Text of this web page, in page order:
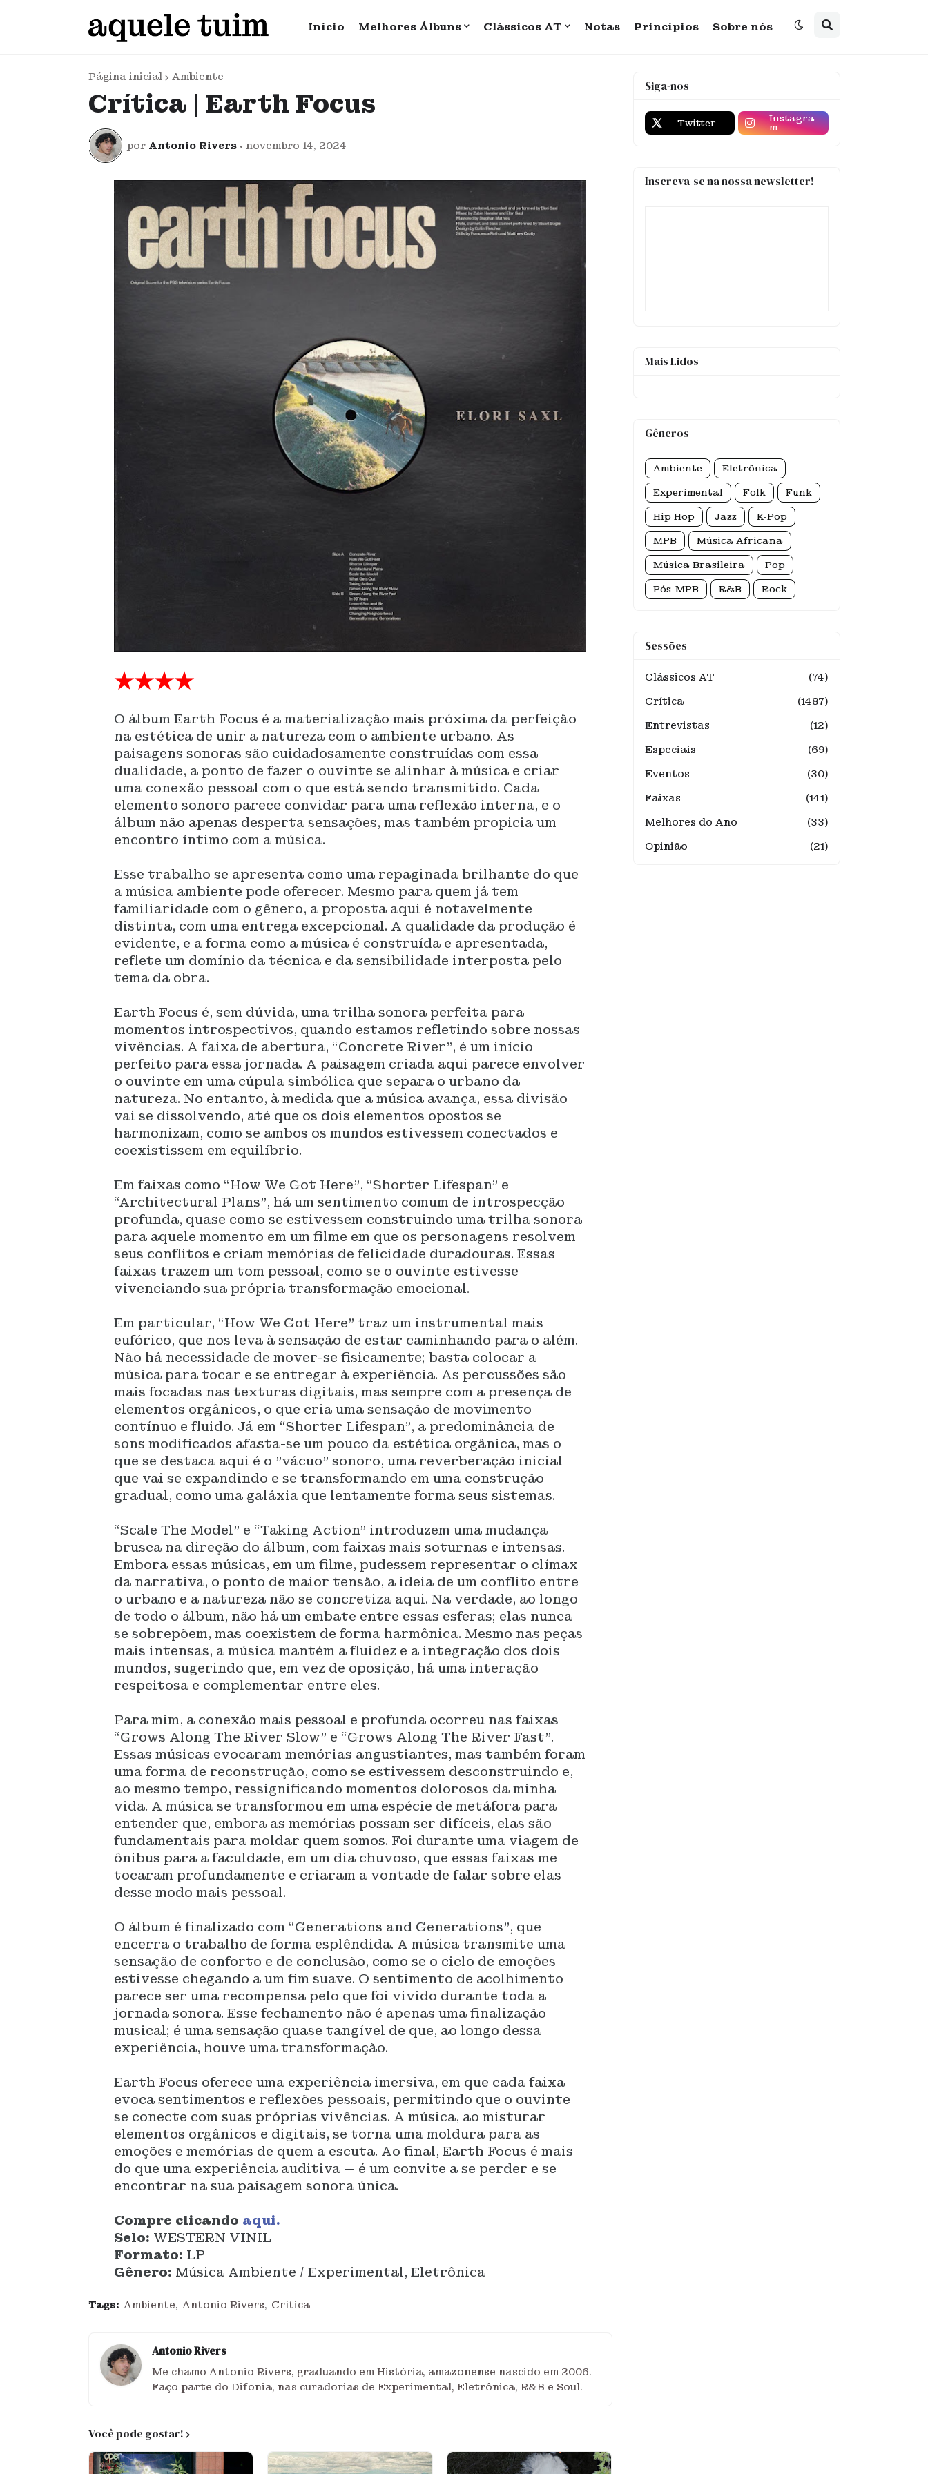
Início Melhores Álbuns Clássicos AT Notas Princípios Sobre nós
Página inicial Ambiente
Crítica | Earth Focus
por Antonio Rivers • novembro 14, 2024
★★★★
O álbum Earth Focus é a materialização mais próxima da perfeição
na estética de unir a natureza com o ambiente urbano. As
paisagens sonoras são cuidadosamente construídas com essa
dualidade, a ponto de fazer o ouvinte se alinhar à música e criar
uma conexão pessoal com o que está sendo transmitido. Cada
elemento sonoro parece convidar para uma reflexão interna, e o
álbum não apenas desperta sensações, mas também propicia um
encontro íntimo com a música.
Esse trabalho se apresenta como uma repaginada brilhante do que
a música ambiente pode oferecer. Mesmo para quem já tem
familiaridade com o gênero, a proposta aqui é notavelmente
distinta, com uma entrega excepcional. A qualidade da produção é
evidente, e a forma como a música é construída e apresentada,
reflete um domínio da técnica e da sensibilidade interposta pelo
tema da obra.
Earth Focus é, sem dúvida, uma trilha sonora perfeita para
momentos introspectivos, quando estamos refletindo sobre nossas
vivências. A faixa de abertura, “Concrete River”, é um início
perfeito para essa jornada. A paisagem criada aqui parece envolver
o ouvinte em uma cúpula simbólica que separa o urbano da
natureza. No entanto, à medida que a música avança, essa divisão
vai se dissolvendo, até que os dois elementos opostos se
harmonizam, como se ambos os mundos estivessem conectados e
coexistissem em equilíbrio.
Em faixas como “How We Got Here”, “Shorter Lifespan” e
“Architectural Plans”, há um sentimento comum de introspecção
profunda, quase como se estivessem construindo uma trilha sonora
para aquele momento em um filme em que os personagens resolvem
seus conflitos e criam memórias de felicidade duradouras. Essas
faixas trazem um tom pessoal, como se o ouvinte estivesse
vivenciando sua própria transformação emocional.
Em particular, “How We Got Here” traz um instrumental mais
eufórico, que nos leva à sensação de estar caminhando para o além.
Não há necessidade de mover-se fisicamente; basta colocar a
música para tocar e se entregar à experiência. As percussões são
mais focadas nas texturas digitais, mas sempre com a presença de
elementos orgânicos, o que cria uma sensação de movimento
contínuo e fluido. Já em “Shorter Lifespan”, a predominância de
sons modificados afasta-se um pouco da estética orgânica, mas o
que se destaca aqui é o "vácuo" sonoro, uma reverberação inicial
que vai se expandindo e se transformando em uma construção
gradual, como uma galáxia que lentamente forma seus sistemas.
“Scale The Model” e “Taking Action” introduzem uma mudança
brusca na direção do álbum, com faixas mais soturnas e intensas.
Embora essas músicas, em um filme, pudessem representar o clímax
da narrativa, o ponto de maior tensão, a ideia de um conflito entre
o urbano e a natureza não se concretiza aqui. Na verdade, ao longo
de todo o álbum, não há um embate entre essas esferas; elas nunca
se sobrepõem, mas coexistem de forma harmônica. Mesmo nas peças
mais intensas, a música mantém a fluidez e a integração dos dois
mundos, sugerindo que, em vez de oposição, há uma interação
respeitosa e complementar entre eles.
Para mim, a conexão mais pessoal e profunda ocorreu nas faixas
“Grows Along The River Slow” e “Grows Along The River Fast”.
Essas músicas evocaram memórias angustiantes, mas também foram
uma forma de reconstrução, como se estivessem desconstruindo e,
ao mesmo tempo, ressignificando momentos dolorosos da minha
vida. A música se transformou em uma espécie de metáfora para
entender que, embora as memórias possam ser difíceis, elas são
fundamentais para moldar quem somos. Foi durante uma viagem de
ônibus para a faculdade, em um dia chuvoso, que essas faixas me
tocaram profundamente e criaram a vontade de falar sobre elas
desse modo mais pessoal.
O álbum é finalizado com “Generations and Generations”, que
encerra o trabalho de forma esplêndida. A música transmite uma
sensação de conforto e de conclusão, como se o ciclo de emoções
estivesse chegando a um fim suave. O sentimento de acolhimento
parece ser uma recompensa pelo que foi vivido durante toda a
jornada sonora. Esse fechamento não é apenas uma finalização
musical; é uma sensação quase tangível de que, ao longo dessa
experiência, houve uma transformação.
Earth Focus oferece uma experiência imersiva, em que cada faixa
evoca sentimentos e reflexões pessoais, permitindo que o ouvinte
se conecte com suas próprias vivências. A música, ao misturar
elementos orgânicos e digitais, se torna uma moldura para as
emoções e memórias de quem a escuta. Ao final, Earth Focus é mais
do que uma experiência auditiva — é um convite a se perder e se
encontrar na sua paisagem sonora única.
Compre clicando aqui.
Selo: WESTERN VINIL
Formato: LP
Gênero: Música Ambiente / Experimental, Eletrônica
Tags: Ambiente Antonio Rivers Crítica
Antonio Rivers
Me chamo Antonio Rivers, graduando em História, amazonense nascido em 2006.
Faço parte do Difonia, nas curadorias de Experimental, Eletrônica, R&B e Soul.
Você pode gostar!
Siga-nos
Twitter Instagra
m
Inscreva-se na nossa newsletter!
Mais Lidos
Gêneros
Ambiente Eletrônica
Experimental Folk Funk
Hip Hop Jazz K-Pop
MPB Música Africana
Música Brasileira Pop
Pós-MPB R&B Rock
Sessões
Clássicos AT
(74)
Crítica
(1487)
Entrevistas
(12)
Especiais
(69)
Eventos
(30)
Faixas
(141)
Melhores do Ano
(33)
Opinião
(21)